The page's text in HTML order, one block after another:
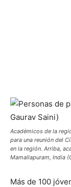
Académicos de la
para una reunión del
en la región. Arriba,
Mamallapuram, India
Más de 100